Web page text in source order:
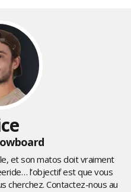
et son matos doit vraiment
l’objectif est que vous
cherchez. Contactez-nous au